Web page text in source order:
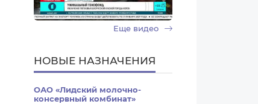
Еще видео
НОВЫЕ НАЗНАЧЕНИЯ
ОАО «Лидский молочно-
консервный комбинат»